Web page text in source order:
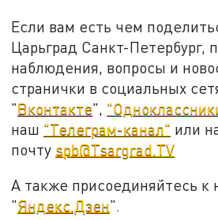
Если вам есть чем
Царьград Санкт-Петербург,
наблюдения, вопросы и
странички в социальных
"Вконтакте",
наш "Телеграм-канал" или
почту spb@Tsargrad.TV
А также присоединяйтесь к
"Яндекс.Дзен".